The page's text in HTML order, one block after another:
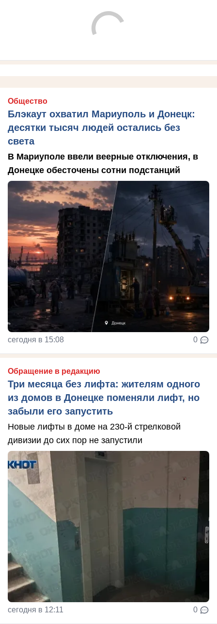
Общество
Блэкаут охватил Мариуполь и Донецк:
десятки тысяч людей остались без
света
В Мариуполе ввели веерные отключения, в
Донецке обесточены сотни подстанций
сегодня в 15:08 0
Обращение в редакцию
Три месяца без лифта: жителям одного
из домов в Донецке поменяли лифт, но
забыли его запустить
Новые лифты в доме на 230-й стрелковой
дивизии до сих пор не запустили
сегодня в 12:11 0